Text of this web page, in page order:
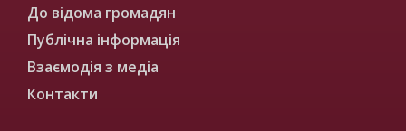
До відома громадян
Публічна інформація
Взаємодія з медіа
Контакти